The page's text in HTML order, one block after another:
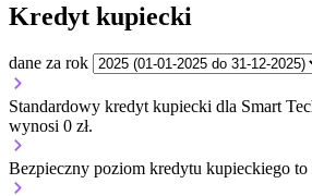
Kredyt kupiecki
dane za rok
Standardowy kredyt kupiecki dla Smart
wynosi 0 zł.
Bezpieczny poziom kredytu kupieckiego to